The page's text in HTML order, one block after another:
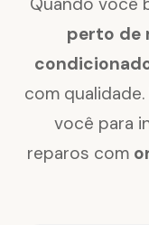
perto de
com
você para
reparos com